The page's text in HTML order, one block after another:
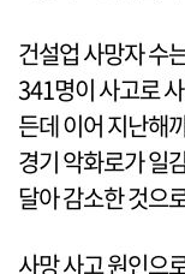
건설업 사망자 수
341명이 사고로
든데 이어 지난해
경기 악화로가 일
달아 감소한 것으
사망 사고 원인으